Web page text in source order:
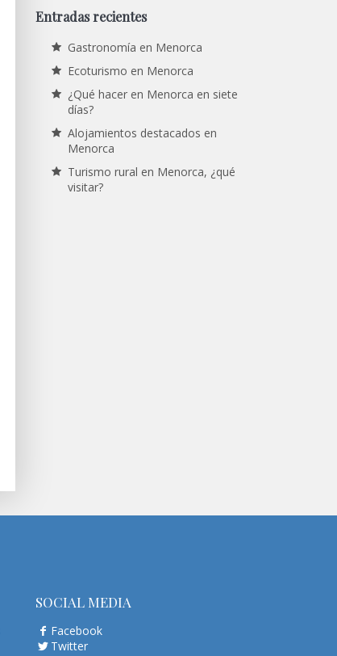
Entradas recientes
Gastronomía en Menorca
Ecoturismo en Menorca
¿Qué hacer en Menorca en siete
días?
Alojamientos destacados en
Menorca
Turismo rural en Menorca, ¿qué
visitar?
SOCIAL MEDIA
Facebook
Twitter